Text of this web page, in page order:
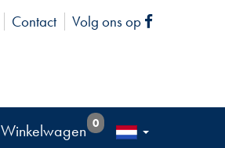
Contact Volg ons op Facebook
Winkelwagen 0